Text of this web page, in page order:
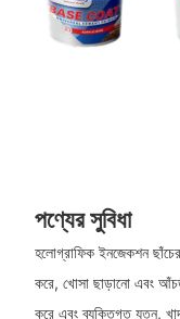
পণ্যের সুবিধা
হলোগ্রাফিক ইনজেকশন
করে, খোসা ছাড়ানো এবং
করে এবং ব্যক্তিগত যত্ন,